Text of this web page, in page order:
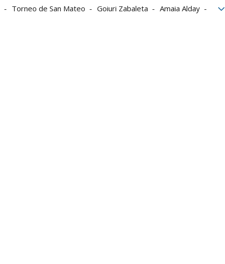
Torneo de San Mateo Goiuri Zabaleta
Amaia Alday